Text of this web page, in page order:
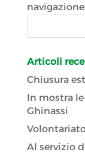
Articoli
Chiusura
In mostra
Ghinassi
Al servizio